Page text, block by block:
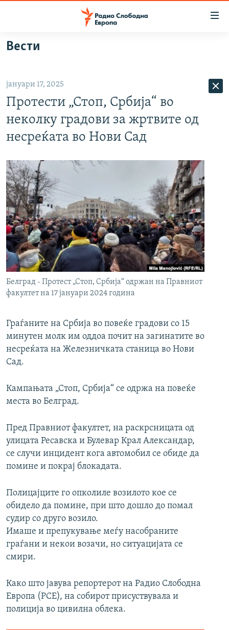
Оди
на
Оди
на
главната
навигација
на
ВИЗУЕЛНО
ВЕСТИ
ШТО ТРЕБА ДА ЗНАЕТЕ
ПРИЈАВИ СЕ ЗА ЊУЗЛЕТЕР
ПОДКАСТ ЗОШТО?
СЛЕДЕТЕ НЕ
РСЕ веб страници
Вести
јануари 17, 2025
Протести „Стоп, Србија“ во
неколку градови за жртвите од
несреќата во Нови Сад
Белград - Протест „Стоп, Србија“ одржан на Правниот
факултет на 17 јануари 2024 година
Граѓаните на Србија во повеќе градови со 15
минутен молк им оддоа почит на загинатите во
несреќата на Железничката станица во Нови
Сад.
Кампањата „Стоп, Србија“ се одржа на повеќе
места во Белград.
Пред Правниот факултет, на раскрсницата од
улицата Ресавска и Булевар Крал Александар,
се случи инцидент кога автомобил се обиде да
помине и покрај блокадата.
Полицајците го опколиле возилото кое се
обидело да помине, при што дошло до помал
судир со друго возило.
Имаше и препукување меѓу насобраните
граѓани и некои возачи, но ситуацијата се
смири.
Како што јавува репортерот на Радио Слободна
Европа (РСЕ), на собирот присуствувала и
полиција во цивилна облека.